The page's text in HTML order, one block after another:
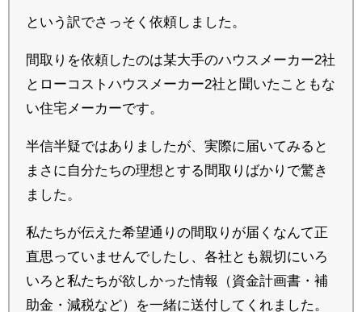
という訳でさっそく依頼しました。
間取りを依頼したのは某大手のハウスメーカー2社
とローコストハウスメーカー2社と聞いたこともな
い住宅メーカーです。
半信半疑ではありましたが、実際に届いてみると
まさに自分たちの理想とする間取りばかりで驚き
ました。
私たちが伝えた希望通りの間取りが届くなんて正
直思っていませんでしたし、各社とも親切にいろ
いろと私たちが欲しかった情報（資金計画書・補
助金・減税など）を一緒に送付してくれました。